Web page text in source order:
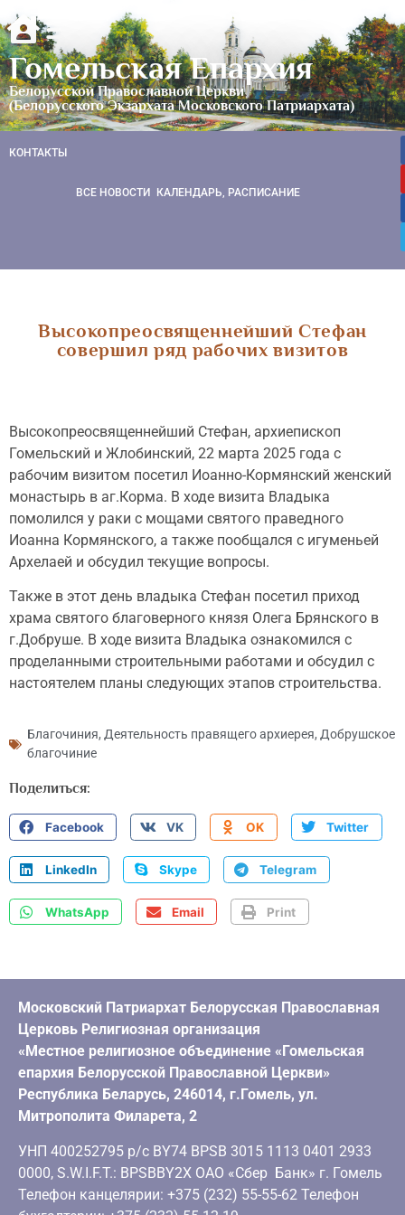
Гомельская Епархия
Белорусской Православной Церкви
(Белорусского Экзархата Московского Патриархата)
КОНТАКТЫ
ВСЕ НОВОСТИ КАЛЕНДАРЬ, РАСПИСАНИЕ
Высокопреосвященнейший Стефан
совершил ряд рабочих визитов
Высокопреосвященнейший Стефан, архиепископ
Гомельский и Жлобинский, 22 марта 2025 года с
рабочим визитом посетил Иоанно-Кормянский женский
монастырь в аг.Корма. В ходе визита Владыка
помолился у раки с мощами святого праведного
Иоанна Кормянского, а также пообщался с игуменьей
Архелаей и обсудил текущие вопросы.
Также в этот день владыка Стефан посетил приход
храма святого благоверного князя Олега Брянского в
г.Добруше. В ходе визита Владыка ознакомился с
проделанными строительными работами и обсудил с
настоятелем планы следующих этапов строительства.
Благочиния, Деятельность правящего архиерея, Добрушское
благочиние
Поделиться:
Facebook VK OK Twitter
LinkedIn Skype Telegram
WhatsApp Email Print
Московский Патриархат Белорусская Православная
Церковь Религиозная организация
«Местное религиозное объединение «Гомельская
епархия Белорусской Православной Церкви»
Республика Беларусь, 246014, г.Гомель, ул.
Митрополита Филарета, 2
УНП 400252795 р/с BY74 BPSB 3015 1113 0401 2933
0000, S.W.I.F.T.: BPSBBY2X ОАО «Сбер Банк» г. Гомель
Телефон канцелярии: +375 (232) 55-55-62 Телефон